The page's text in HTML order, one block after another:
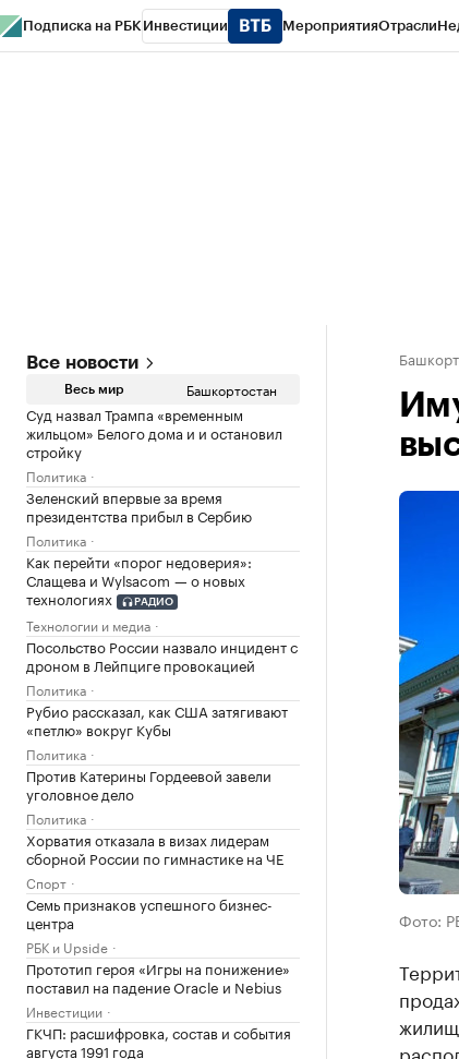
Подписка на РБК Инвестиции МероприятияОтрасли
Все новости
Весь мир Башкортостан
Суд назвал Трампа «временным
жильцом» Белого дома и и остановил
стройку
Политика
Зеленский впервые за время
президентства прибыл в Сербию
Политика
Как перейти «порог недоверия»:
Слащева и Wylsacom — о новых
технологиях
РАДИО
Технологии и медиа
Посольство России назвало инцидент с
дроном в Лейпциге провокацией
Политика
Рубио рассказал, как США затягивают
«петлю» вокруг Кубы
Политика
Против Катерины Гордеевой завели
уголовное дело
Политика
Хорватия отказала в визах лидерам
сборной России по гимнастике на ЧЕ
Спорт
Семь признаков успешного бизнес-
центра
РБК и Upside
Прототип героя «Игры на понижение»
поставил на падение Oracle и Nebius
Инвестиции
ГКЧП: расшифровка, состав и события
августа 1991 года
Фото: